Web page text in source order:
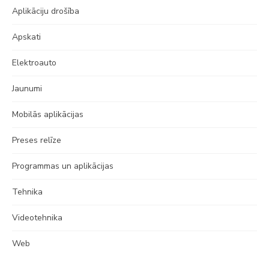
Aplikāciju drošība
Apskati
Elektroauto
Jaunumi
Mobilās aplikācijas
Preses relīze
Programmas un aplikācijas
Tehnika
Videotehnika
Web